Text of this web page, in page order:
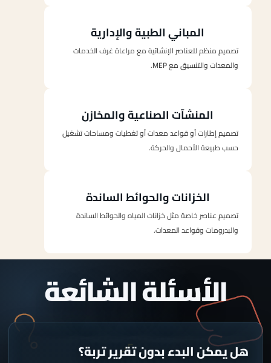
المباني الطبية والإدارية
تصميم منظم للعناصر الإنشائية مع مراعاة غرف الخدمات
والمعدات والتنسيق مع MEP.
المنشآت الصناعية والمخازن
تصميم إطارات أو قواعد معدات أو تغطيات ومساحات تشغيل
حسب طبيعة الأحمال والحركة.
الخزانات والحوائط الساندة
تصميم عناصر خاصة مثل خزانات المياه والحوائط الساندة
والبدرومات وقواعد المعدات.
الأسئلة الشائعة
هل يمكن البدء بدون تقرير تربة؟